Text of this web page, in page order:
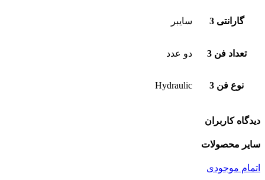
گارانتی 3 سایبر
تعداد فن 3 دو عدد
نوع فن 3 Hydraulic
دیدگاه کاربران
سایر محصولات
اتمام موجودی